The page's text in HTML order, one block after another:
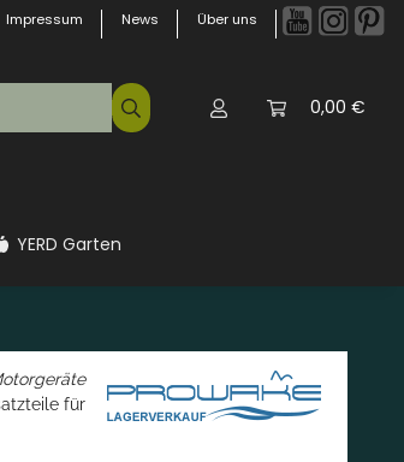
Impressum News Über uns
0,00 €
YERD Garten
für